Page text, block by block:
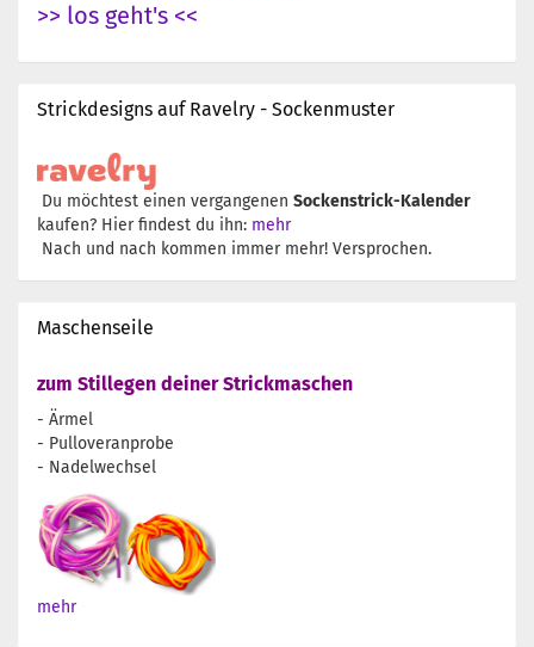
>> los geht's <<
Strickdesigns auf Ravelry - Sockenmuster
Du möchtest einen vergangenen Sockenstrick-Kalender
kaufen? Hier findest du ihn: mehr
Nach und nach kommen immer mehr! Versprochen.
Maschenseile
zum Stillegen deiner Strickmaschen
- Ärmel
- Pulloveranprobe
- Nadelwechsel
mehr